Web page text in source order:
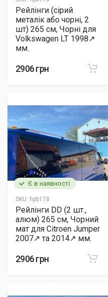
Рейлінги (сірий
металік або чорні, 2
шт) 265 см, Чорні для
Volkswagen LT 1998↗
мм.
2906 грн
Є в наявності
SKU: hpb178
Рейлінги DD (2 шт.,
алюм) 265 см, Чорний
мат для Citroen Jumper
2007↗ та 2014↗ мм.
2906 грн